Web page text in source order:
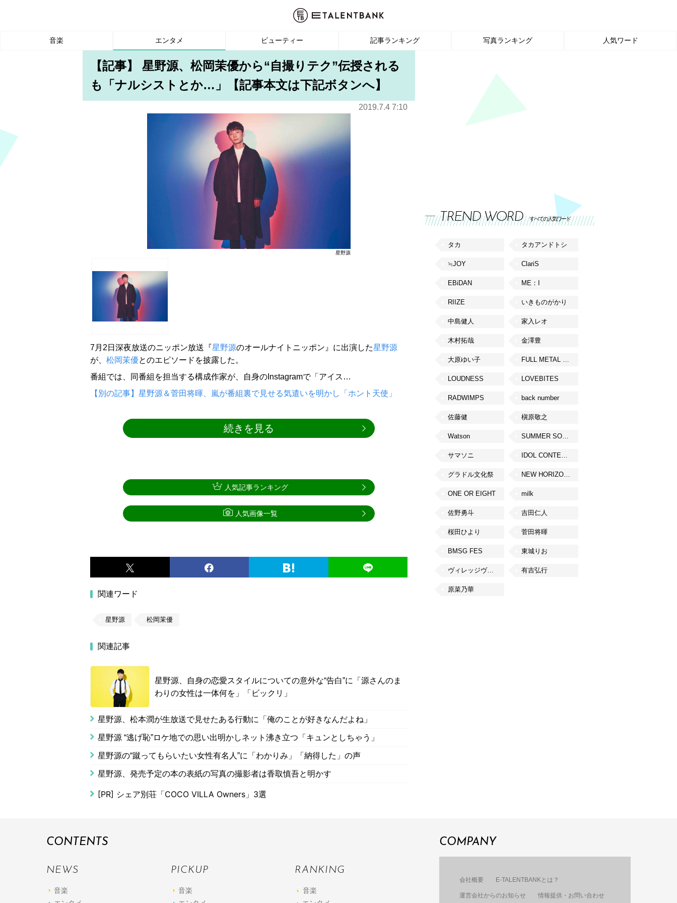
音楽 エンタメ ビューティー 記事ランキング 写真ランキング 人気ワード
【記事】 星野源、松岡茉優から“自撮りテク”伝授される
も「ナルシストとか…」【記事本文は下記ボタンへ】
2019.7.4 7:10
星野源
7月2日深夜放送のニッポン放送『星野源のオールナイトニッポン』に出演した星野源
が、 松岡茉優とのエピソードを披露した。
番組では、同番組を担当する構成作家が、自身のInstagramで「アイス…
【別の記事】星野源＆菅田将暉、嵐が番組裏で見せる気遣いを明かし「ホント天使」
続きを見る
関連ワード
星野源 松岡茉優
関連記事
星野源、自身の恋愛スタイルについての意外な“告白”に「源さんのま
わりの女性は一体何を」「ビックリ」
星野源、松本潤が生放送で見せたある行動に「俺のことが好きなんだよね」
星野源 “逃げ恥”ロケ地での思い出明かしネット沸き立つ「キュンとしちゃう」
星野源の“蹴ってもらいたい女性有名人”に「わかりみ」「納得した」の声
星野源、発売予定の本の表紙の写真の撮影者は香取慎吾と明かす
[PR] シェア別荘「COCO VILLA Owners」3選
人気記事ランキング
人気画像一覧
TREND WORD すべての人気ワード
タカ タカアンドトシ
≒JOY ClariS
EBiDAN ME：I
RIIZE いきものがかり
中島健人 家入レオ
木村拓哉 金澤豊
大原ゆい子 FULL METAL JAPAN 2026
LOUDNESS LOVEBITES
RADWIMPS back number
佐藤健 槇原敬之
Watson SUMMER SONIC
サマソニ IDOL CONTENT EXPO
グラドル文化祭 NEW HORIZON FEST
ONE OR EIGHT milk
佐野勇斗 吉田仁人
桜田ひより 菅田将暉
BMSG FES 東城りお
ヴィレッジヴァンガード 有吉弘行
原菜乃華
CONTENTS
NEWS
音楽
PICKUP
音楽
RANKING
音楽
COMPANY
会社概要 E-TALENTBANKとは？
運営会社からのお知らせ 情報提供・お問い合わせ